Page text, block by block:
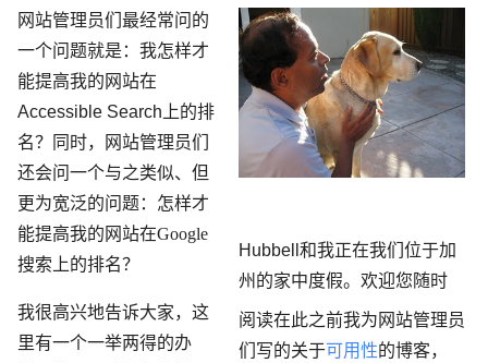
Hubbell 和我正在我们位于加
州的家中度假。欢迎您随时
阅读在此之前我为网站管理员
们写的关于可用性的博客，
网站管理员们最经常问的
一个问题就是：我怎样才
能提高我的网站在
Accessible Search 上的排
名？同时，网站管理员们
还会问一个与之类似、但
更为宽泛的问题：怎样才
能提高我的网站在Google
搜索上的排名？
我很高兴地告诉大家，这
里有一个一举两得的办